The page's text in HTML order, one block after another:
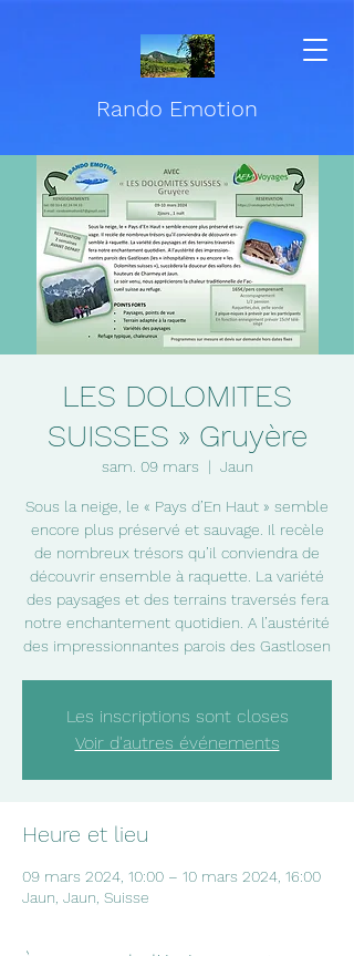
Rando Emotion
LES DOLOMITES
SUISSES » Gruyère
sam. 09 mars
  |
Jaun
Sous la neige, le « Pays d’En Haut » semble
encore plus préservé et sauvage. Il recèle
de nombreux trésors qu’il conviendra de
découvrir ensemble à raquette. La variété
des paysages et des terrains traversés fera
notre enchantement quotidien. A l’austérité
des impressionnantes parois des Gastlosen
Les inscriptions sont closes
Voir d'autres événements
Heure et lieu
09 mars 2024, 10:00 – 10 mars 2024, 16:00
Jaun, Jaun, Suisse